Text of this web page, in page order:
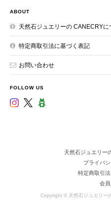
ABOUT
天然石ジュエリーの CANECRYに
特定商取引法に基づく表記
お問い合わせ
FOLLOW US
天然石ジュエリー
プライバ
特定商取引
会
Copyright © 天然石ジュエリー